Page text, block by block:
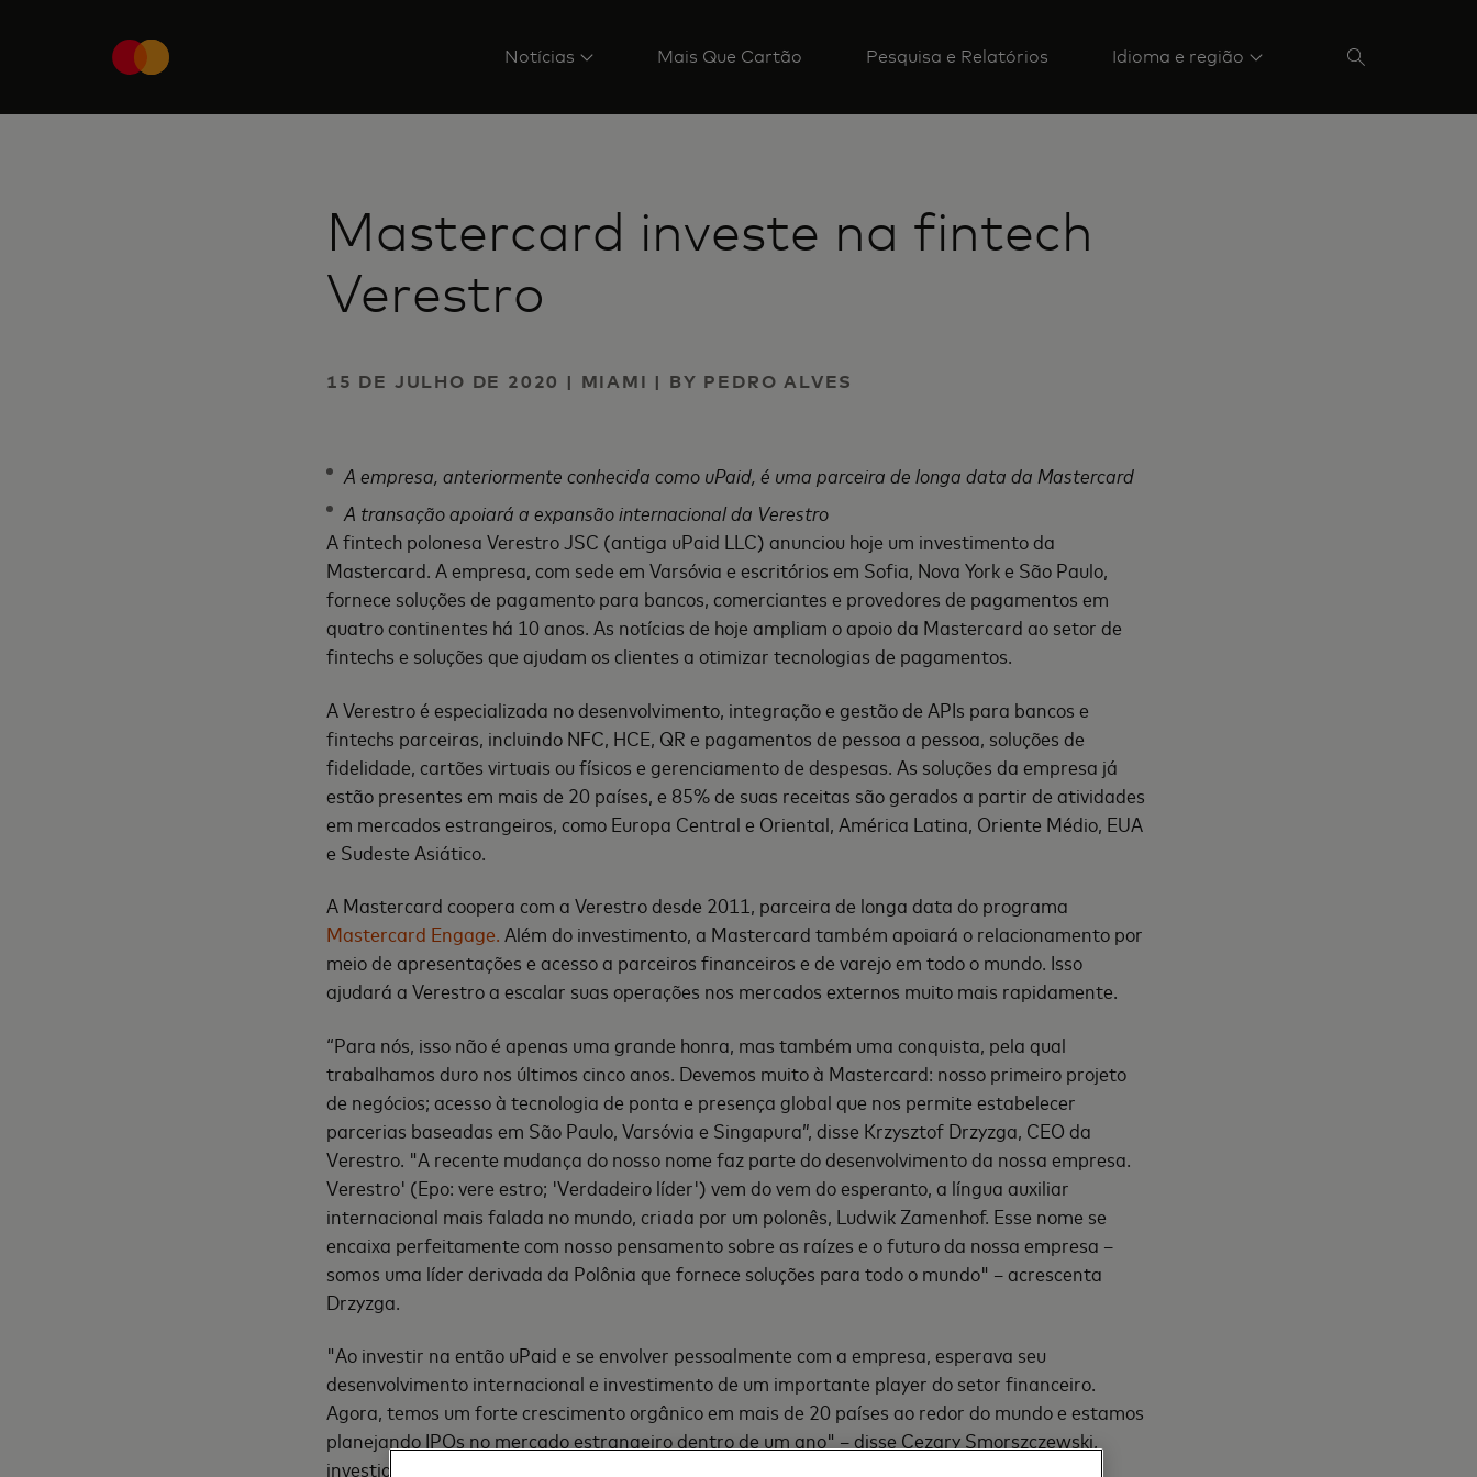
Notícias Mais Que Cartão Pesquisa e Relatórios Idioma e região
Mastercard investe na fintech
Verestro
15 DE JULHO DE 2020 | MIAMI | BY PEDRO ALVES
A empresa, anteriormente conhecida como uPaid, é uma parceira de longa data da Mastercard
A transação apoiará a expansão internacional da Verestro
A fintech polonesa Verestro JSC (antiga uPaid LLC) anunciou hoje um investimento da
Mastercard. A empresa, com sede em Varsóvia e escritórios em Sofia, Nova York e São Paulo,
fornece soluções de pagamento para bancos, comerciantes e provedores de pagamentos em
quatro continentes há 10 anos. As notícias de hoje ampliam o apoio da Mastercard ao setor de
fintechs e soluções que ajudam os clientes a otimizar tecnologias de pagamentos.
A Verestro é especializada no desenvolvimento, integração e gestão de APIs para bancos e
fintechs parceiras, incluindo NFC, HCE, QR e pagamentos de pessoa a pessoa, soluções de
fidelidade, cartões virtuais ou físicos e gerenciamento de despesas. As soluções da empresa já
estão presentes em mais de 20 países, e 85% de suas receitas são gerados a partir de atividades
em mercados estrangeiros, como Europa Central e Oriental, América Latina, Oriente Médio, EUA
e Sudeste Asiático.
A Mastercard coopera com a Verestro desde 2011, parceira de longa data do programa
Mastercard Engage. Além do investimento, a Mastercard também apoiará o relacionamento por
meio de apresentações e acesso a parceiros financeiros e de varejo em todo o mundo. Isso
ajudará a Verestro a escalar suas operações nos mercados externos muito mais rapidamente.
“Para nós, isso não é apenas uma grande honra, mas também uma conquista, pela qual
trabalhamos duro nos últimos cinco anos. Devemos muito à Mastercard: nosso primeiro projeto
de negócios; acesso à tecnologia de ponta e presença global que nos permite estabelecer
parcerias baseadas em São Paulo, Varsóvia e Singapura”, disse Krzysztof Drzyzga, CEO da
Verestro. "A recente mudança do nosso nome faz parte do desenvolvimento da nossa empresa.
Verestro' (Epo: vere estro; 'Verdadeiro líder') vem do vem do esperanto, a língua auxiliar
internacional mais falada no mundo, criada por um polonês, Ludwik Zamenhof. Esse nome se
encaixa perfeitamente com nosso pensamento sobre as raízes e o futuro da nossa empresa –
somos uma líder derivada da Polônia que fornece soluções para todo o mundo" – acrescenta
Drzyzga.
"Ao investir na então uPaid e se envolver pessoalmente com a empresa, esperava seu
desenvolvimento internacional e investimento de um importante player do setor financeiro.
Agora, temos um forte crescimento orgânico em mais de 20 países ao redor do mundo e estamos
planejando IPOs no mercado estrangeiro dentro de um ano" – disse Cezary Smorszczewski,
investidor e chefe do conselho de supervisão da Verestro.